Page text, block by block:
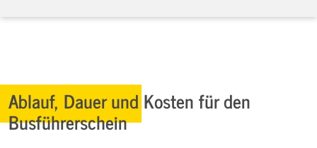
Ablauf, Dauer und Kosten für den
Busführerschein